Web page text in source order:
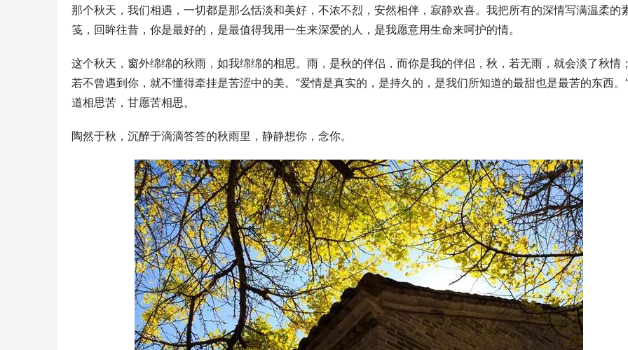
那个秋天，我们相遇，一切都是那么恬淡和美好，不浓不烈，安然相伴，寂静欢喜。我把所有的深情写满温柔的
笺，回眸往昔，你是最好的，是最值得我用一生来深爱的人，是我愿意用生命来呵护的情。
这个秋天，窗外绵绵的秋雨，如我绵绵的相思。雨，是秋的伴侣，而你是我的伴侣，秋，若无雨，就会淡了秋情
若不曾遇到你，就不懂得牵挂是苦涩中的美。“爱情是真实的，是持久的，是我们所知道的最甜也是最苦的东西。
道相思苦，甘愿苦相思。
陶然于秋，沉醉于滴滴答答的秋雨里，静静想你，念你。